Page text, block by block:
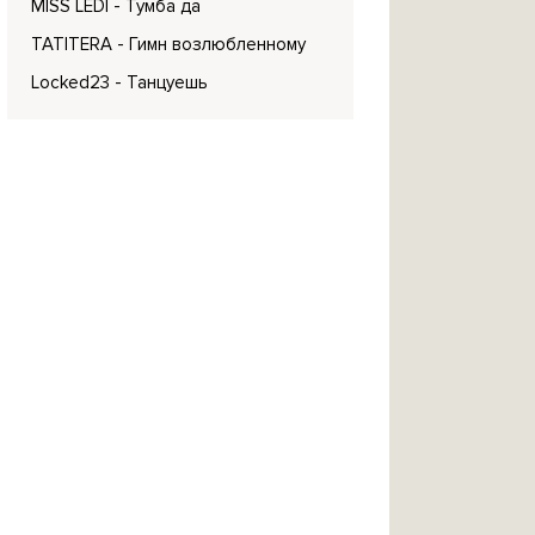
MISS LEDI - Тумба да
TATITERA - Гимн возлюбленному
Locked23 - Танцуешь